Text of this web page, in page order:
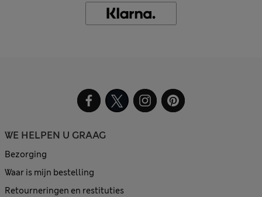
WE HELPEN U GRAAG
Bezorging
Waar is mijn bestelling
Retourneringen en restituties